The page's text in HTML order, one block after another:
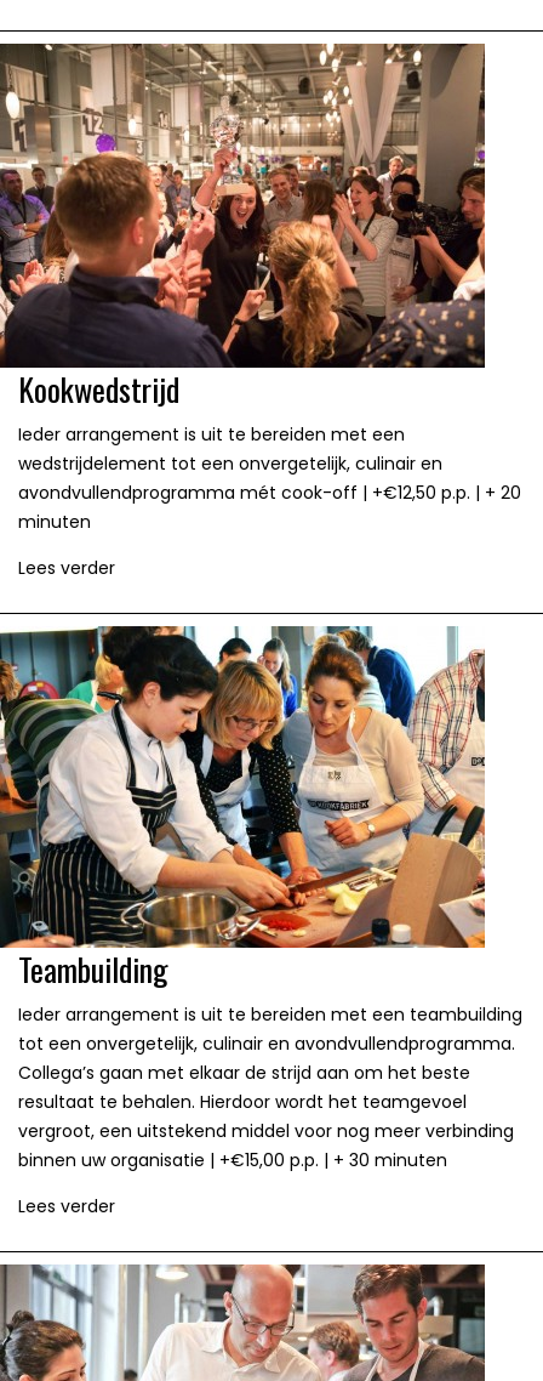
Kookwedstrijd
Ieder arrangement is uit te bereiden met een
wedstrijdelement tot een onvergetelijk, culinair en
avondvullendprogramma mét cook-off | +€12,50 p.p. | + 20
minuten
Lees verder
Teambuilding
Ieder arrangement is uit te bereiden met een teambuilding
tot een onvergetelijk, culinair en avondvullendprogramma.
Collega’s gaan met elkaar de strijd aan om het beste
resultaat te behalen. Hierdoor wordt het teamgevoel
vergroot, een uitstekend middel voor nog meer verbinding
binnen uw organisatie | +€15,00 p.p. | + 30 minuten
Lees verder